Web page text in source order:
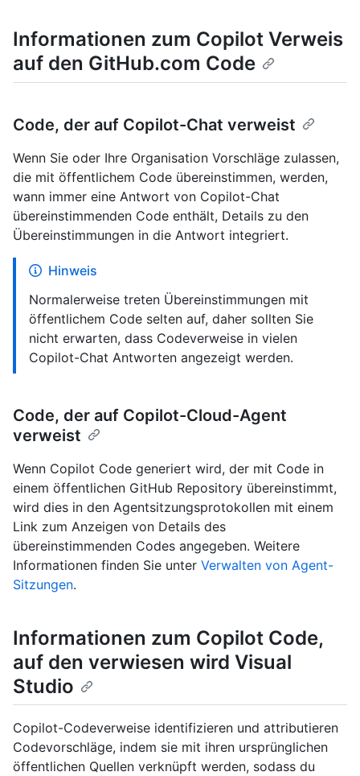
Informationen zum Copilot Verweis
auf den GitHub.com Code
Code, der auf Copilot-Chat verweist
Wenn Sie oder Ihre Organisation Vorschläge zulassen,
die mit öffentlichem Code übereinstimmen, werden,
wann immer eine Antwort von Copilot-Chat
übereinstimmenden Code enthält, Details zu den
Übereinstimmungen in die Antwort integriert.
Hinweis
Normalerweise treten Übereinstimmungen mit
öffentlichem Code selten auf, daher sollten Sie
nicht erwarten, dass Codeverweise in vielen
Copilot-Chat Antworten angezeigt werden.
Code, der auf Copilot-Cloud-Agent
verweist
Wenn Copilot Code generiert wird, der mit Code in
einem öffentlichen GitHub Repository übereinstimmt,
wird dies in den Agentsitzungsprotokollen mit einem
Link zum Anzeigen von Details des
übereinstimmenden Codes angegeben. Weitere
Informationen finden Sie unter Verwalten von Agent-
Sitzungen.
Informationen zum Copilot Code,
auf den verwiesen wird Visual
Studio
Copilot-Codeverweise identifizieren und attributieren
Codevorschläge, indem sie mit ihren ursprünglichen
öffentlichen Quellen verknüpft werden, sodass du